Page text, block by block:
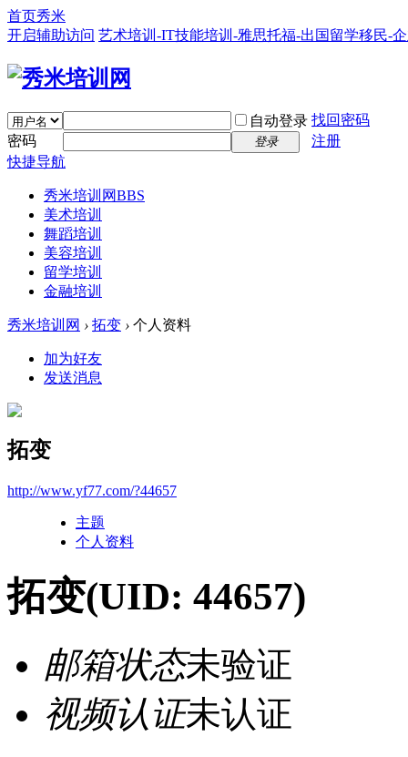
首页秀米
开启辅助访问 艺术培训-IT技能培训-雅思托福-出国留学移民-
自动登录 找回密码
密码
登录
注册
快捷导航
秀米培训网BBS
美术培训
舞蹈培训
美容培训
留学培训
金融培训
秀米培训网 › 拓变 › 个人资料
加为好友
发送消息
拓变
http://www.yf77.com/?44657
主题
个人资料
拓变(UID: 44657)
邮箱状态未验证
视频认证未认证